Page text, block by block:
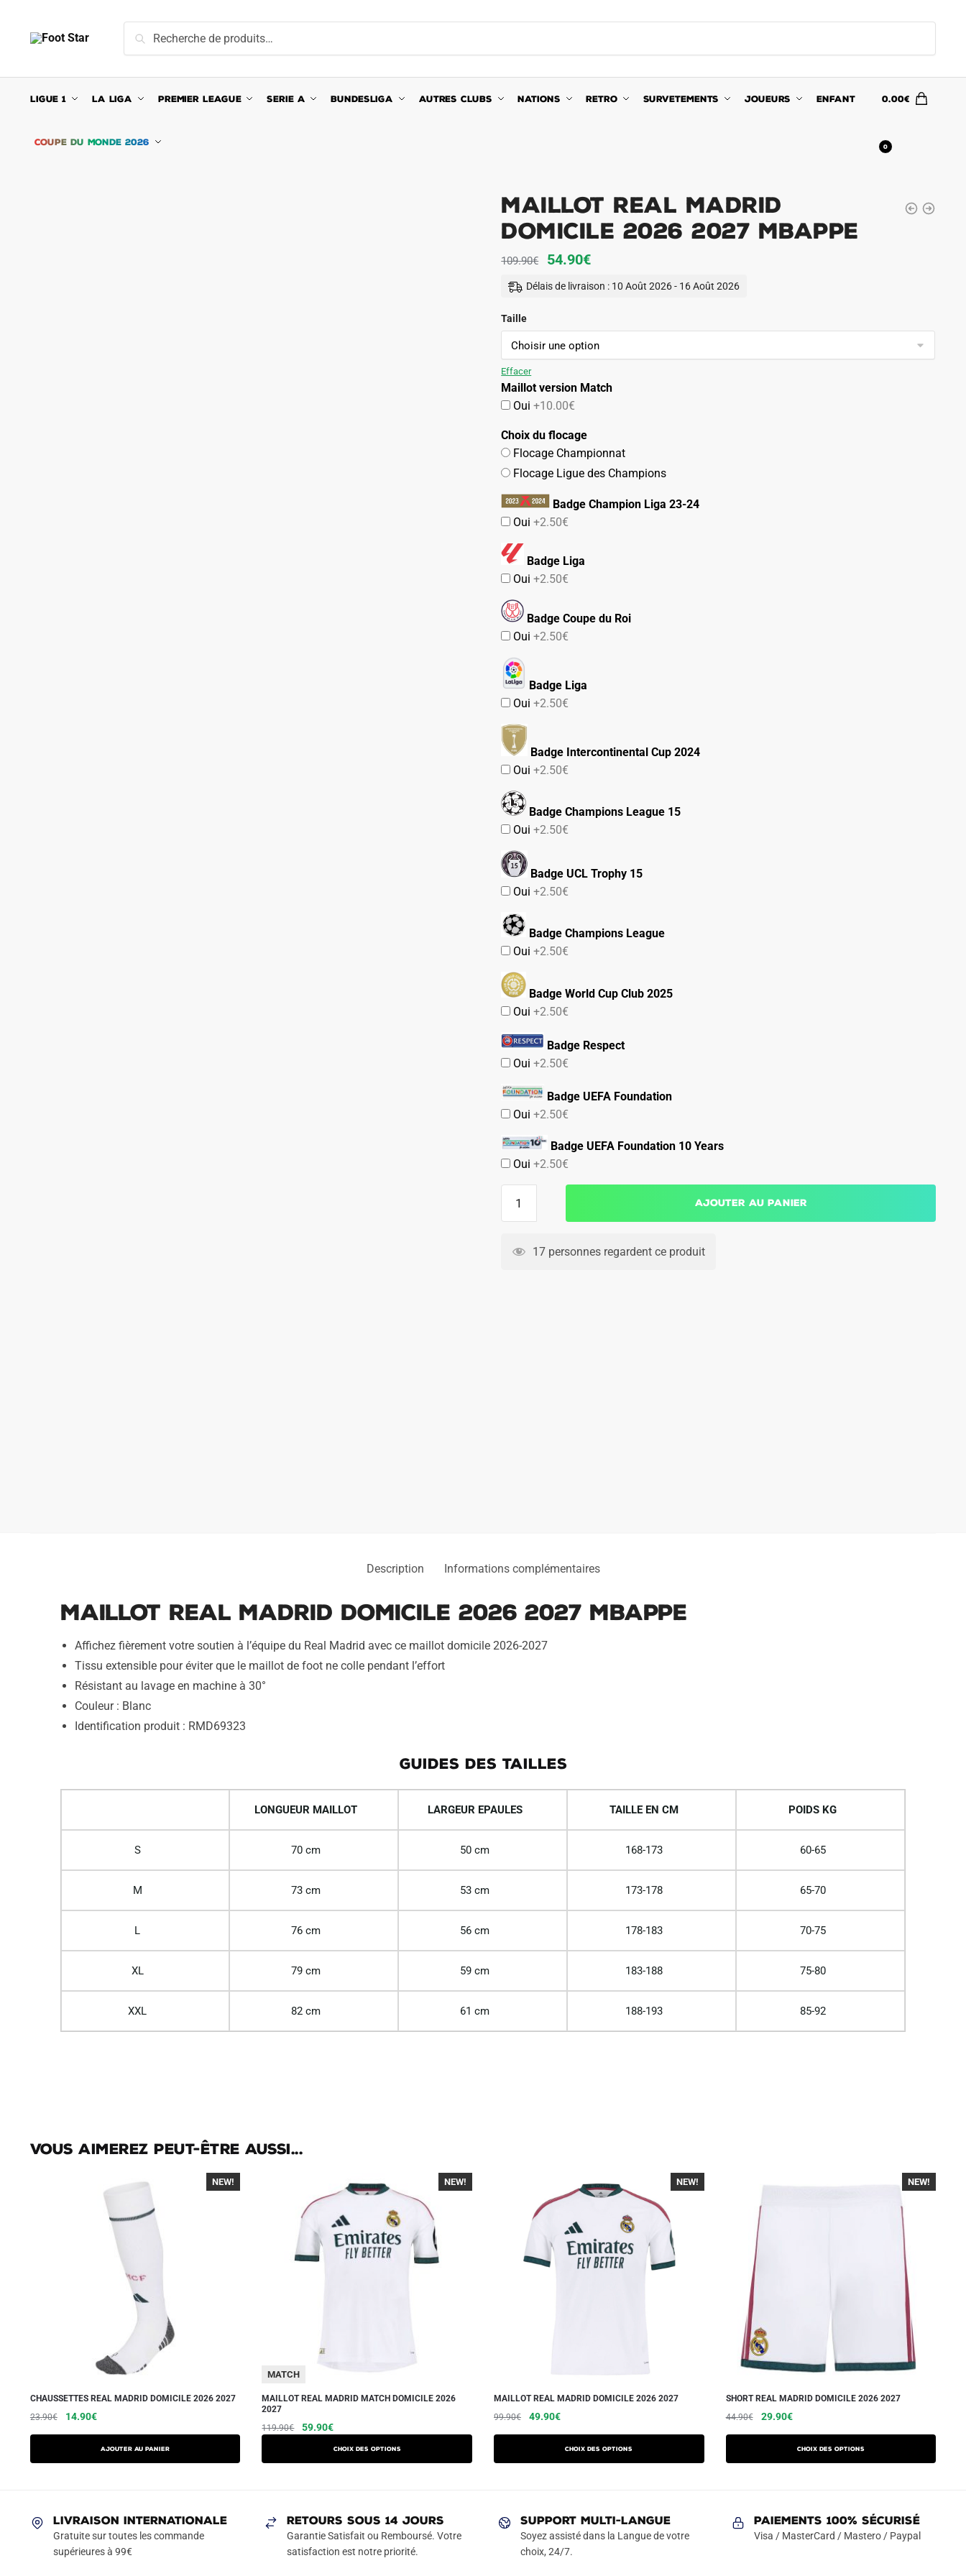
navigation
content
pour :
Recherche
LIGUE 1 LA LIGA PREMIER LEAGUE SERIE A BUNDESLIGA AUTRES CLUBS NATIONS RETRO SURVETEMENTS JOUEURS ENFANT
COUPE DU MONDE 2026
0.00€
0
Maillot Real Madrid
Domicile 2026 2027 Mbappe
109.90€
Le
prix
109.90€.
54.90€Le
54.90€.
Délais de livraison : 10 Août 2026 - 16 Août 2026
Taille
Effacer
Maillot version Match
Oui+10.00€
Choix du flocage
Flocage Championnat
Flocage Ligue des Champions
Badge Champion Liga 23-24
Oui+2.50€
Badge Liga
Oui+2.50€
Badge Coupe du Roi
Oui+2.50€
Badge Liga
Oui+2.50€
Badge Intercontinental Cup 2024
Oui+2.50€
Badge Champions League 15
Oui+2.50€
Badge UCL Trophy 15
Oui+2.50€
Badge Champions League
Oui+2.50€
Badge World Cup Club 2025
Oui+2.50€
Badge Respect
Oui+2.50€
Badge UEFA Foundation
Oui+2.50€
Badge UEFA Foundation 10 Years
Oui+2.50€
Real
Ajouter au panier
17 personnes regardent ce produit
Description Informations complémentaires
Maillot Real Madrid Domicile 2026 2027 Mbappe
Affichez fièrement votre soutien à l’équipe du Real Madrid avec ce maillot domicile 2026-2027
Tissu extensible pour éviter que le maillot de foot ne colle pendant l’effort
Résistant au lavage en machine à 30°
Couleur : Blanc
Identification produit : RMD69323
GUIDES DES TAILLES
LONGUEUR MAILLOT LARGEUR EPAULES TAILLE EN CM POIDS KG
S 70 cm 50 cm 168-173 60-65
M 73 cm 53 cm 173-178 65-70
L 76 cm 56 cm 178-183 70-75
XL 79 cm 59 cm 183-188 75-80
XXL 82 cm 61 cm 188-193 85-92
Vous aimerez peut-être aussi...
-30%
NEW!
CHAUSSETTES REAL MADRID DOMICILE 2026 2027
23.90€
Le
était :
14.90€Le
actuel
est :
Ajouter au panier
-40%
NEW!
MATCH
MAILLOT REAL MADRID MATCH DOMICILE 2026
2027
119.90€
Le
59.90€Le
Choix des options
Ce
produit
a
Les
options
peuvent
-40%
NEW!
MAILLOT REAL MADRID DOMICILE 2026 2027
99.90€
Le
était :
49.90€Le
actuel
est :
Choix des options
Ce
produit
a
options
peuvent
être
NEW!
SHORT REAL MADRID DOMICILE 2026 2027
44.90€
Le
était :
29.90€Le
actuel
est :
Choix des options
Ce
produit
a
options
peuvent
LIVRAISON INTERNATIONALE
Gratuite sur toutes les commande
supérieures à 99€
RETOURS SOUS 14 JOURS
Garantie Satisfait ou Remboursé. Votre
satisfaction est notre priorité.
SUPPORT MULTI-LANGUE
Soyez assisté dans la Langue de votre
choix, 24/7.
Paiements 100% Sécurisé
Visa / MasterCard / Mastero / Paypal